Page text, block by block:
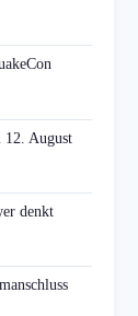
12. August
denkt